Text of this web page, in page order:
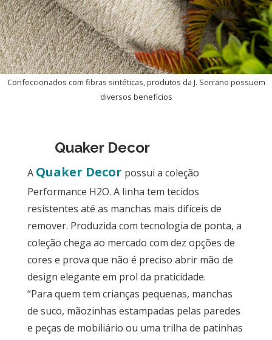
Confeccionados com fibras sintéticas, produtos da J. Serrano possuem
diversos benefícios
Quaker Decor
A Quaker Decor possui a coleção
Performance H2O. A linha tem tecidos
resistentes até as manchas mais difíceis de
remover. Produzida com tecnologia de ponta, a
coleção chega ao mercado com dez opções de
cores e prova que não é preciso abrir mão de
design elegante em prol da praticidade.
“Para quem tem crianças pequenas, manchas
de suco, mãozinhas estampadas pelas paredes
e peças de mobiliário ou uma trilha de patinhas